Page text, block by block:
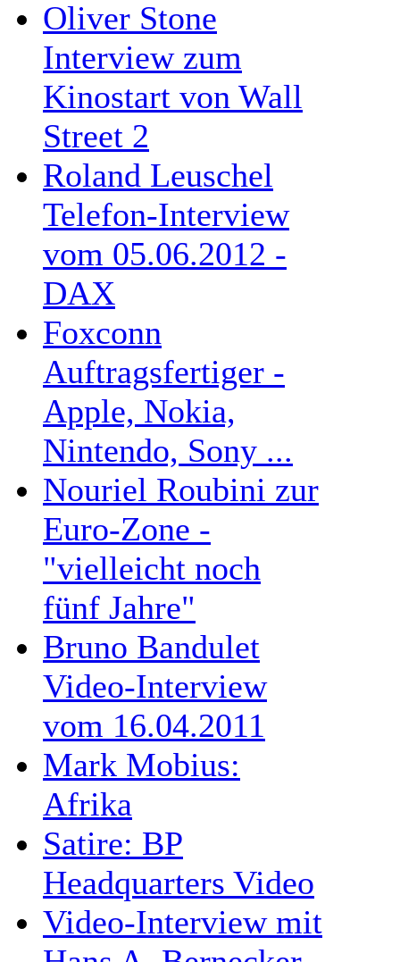
Oliver Stone
Interview zum
Kinostart von Wall
Street 2
Roland Leuschel
Telefon-Interview
vom 05.06.2012 -
DAX
Foxconn
Auftragsfertiger -
Apple, Nokia,
Nintendo, Sony ...
Nouriel Roubini zur
Euro-Zone -
"vielleicht noch
fünf Jahre"
Bruno Bandulet
Video-Interview
vom 16.04.2011
Mark Mobius:
Afrika
Satire: BP
Headquarters Video
Video-Interview mit